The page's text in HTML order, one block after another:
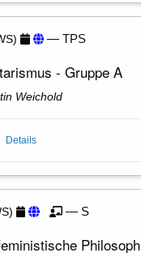
— TPS
- Gruppe A
Weichold
Details
— S